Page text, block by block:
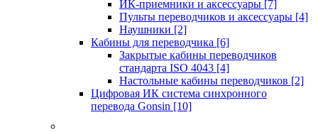
ИК-приемники и аксессуары [7]
Пульты переводчиков и аксессуары [4]
Наушники [2]
Кабины для переводчика [6]
Закрытые кабины переводчиков
стандарта ISO 4043 [4]
Настольные кабины переводчиков [2]
Цифровая ИК система синхронного
перевода Gonsin [10]